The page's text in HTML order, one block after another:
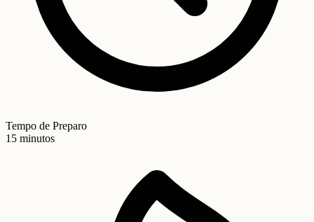
Tempo de Preparo
15 minutos